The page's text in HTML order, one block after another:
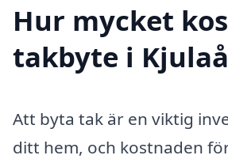
Hur mycket
takbyte i
Att byta tak är en viktig
ditt hem, och kostnaden